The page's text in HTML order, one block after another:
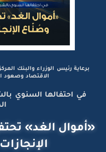
برعاية رئيس الوزراء والبنك
الاقتصاد وصعود
في احتفالها السنوي
«أموال الغد»